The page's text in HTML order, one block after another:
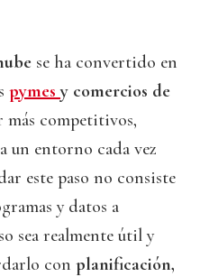
se ha convertido en
pymesy comercios de
más competitivos,
un entorno cada vez
este paso no consiste
y datos a
sea realmente útil y
con planificación,